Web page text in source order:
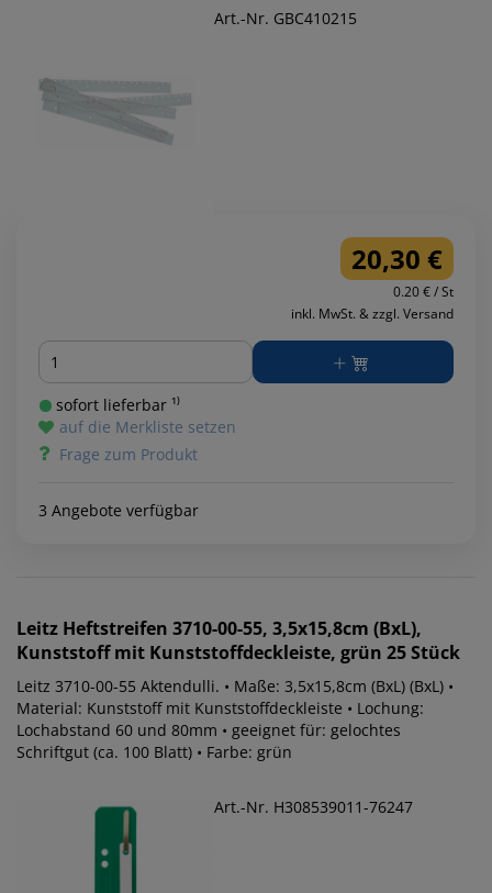
Art.-Nr. GBC410215
20,30 €
0.20 € / St
inkl. MwSt. & zzgl. Versand
Menge
sofort lieferbar ¹⁾
auf die Merkliste setzen
Frage zum Produkt
3 Angebote verfügbar
Leitz Heftstreifen 3710-00-55, 3,5x15,8cm (BxL),
Kunststoff mit Kunststoffdeckleiste, grün 25 Stück
Leitz 3710-00-55 Aktendulli. • Maße: 3,5x15,8cm (BxL) (BxL) •
Material: Kunststoff mit Kunststoffdeckleiste • Lochung:
Lochabstand 60 und 80mm • geeignet für: gelochtes
Schriftgut (ca. 100 Blatt) • Farbe: grün
Art.-Nr. H308539011-76247